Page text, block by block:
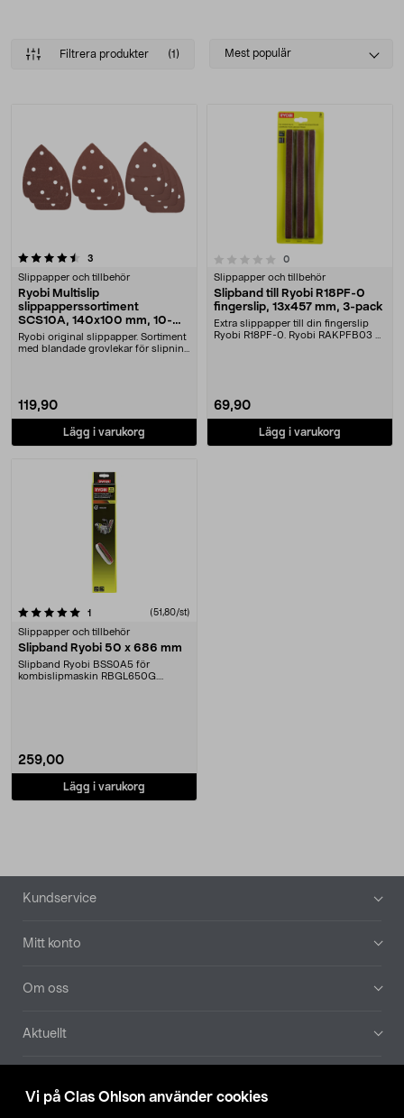
Vi på Clas Ohlson använder cookies
Filtrera produkter (1)
Select
Mest populär
3
Slippapper och tillbehör
Ryobi Multislip
slippapperssortiment
SCS10A, 140x100 mm, 10-
pack
Ryobi original slippapper. Sortiment
med blandade grovlekar för slipning
119,90
Lägg i varukorg
0.0 av 5 stjärnor 0recensioner
Slippapper och tillbehör
Slipband till Ryobi R18PF-0
fingerslip, 13x457 mm, 3-pack
Extra slippapper till din fingerslip
Ryobi R18PF-0. Ryobi RAKPFB03 –
69,90
Lägg i varukorg
1 (51,80/st)
Slippapper och tillbehör
Slipband Ryobi 50 x 686 mm
Slipband Ryobi BSS0A5 för
kombislipmaskin RBGL650G.
259,00
Lägg i varukorg
Sidfot
Kundservice
Mitt konto
Om oss
Aktuellt